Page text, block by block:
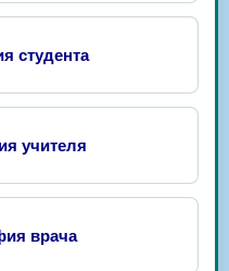
студента
учителя
врача